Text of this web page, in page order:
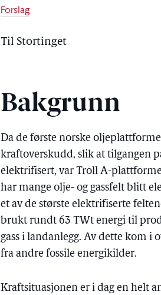
Forslag
Til Stortinget
Bakgrunn
Da de første norske
kraftoverskudd, slik at tilgangen
elektrifisert, var Troll A-
har mange olje- og gassfelt blitt
et av de største elektrifiserte
brukt rundt 63 TWt energi til
gass i landanlegg. Av dette kom i
fra andre fossile energikilder.
Kraftsituasjonen er i dag en helt